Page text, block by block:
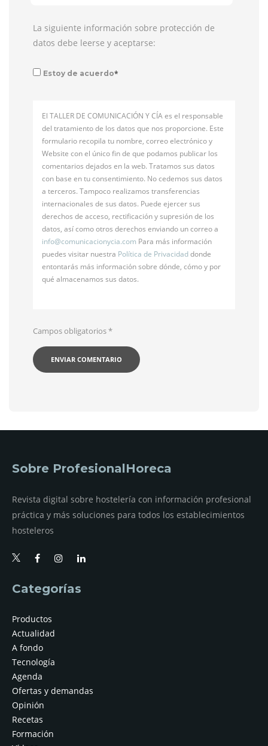
La siguiente información sobre protección de
datos debe leerse y aceptarse:
Estoy de acuerdo*
El TALLER DE COMUNICACIÓN Y CÍA es el responsable
del tratamiento de los datos que nos proporcione. Este
formulario recopila tu nombre, correo electrónico y
Website con el único fin de que podamos publicar los
comentarios dejados en la web. Tratamos sus datos
con base en tu consentimiento. No cedemos sus datos
a terceros. Tampoco realizamos transferencias
internacionales de sus datos. Puede ejercer sus
derechos de acceso, rectificación y supresión de los
datos, así como otros derechos enviando un correo a
info@comunicacionycia.com Para más información
puedes visitar nuestra Política de Privacidaddonde
entontarás más información sobre dónde, cómo y por
qué almacenamos sus datos.
Campos obligatorios*
Sobre ProfesionalHoreca
Revista digital sobre hostelería con información profesional
práctica y más soluciones para todos los establecimientos
hosteleros
Categorías
Productos
Actualidad
A fondo
Tecnología
Agenda
Ofertas y demandas
Opinión
Recetas
Formación